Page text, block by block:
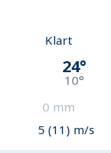
Klart
24°
10°
0 mm
5 (11) m/s